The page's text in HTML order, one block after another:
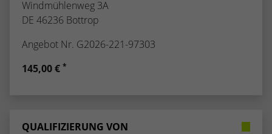
Windmühlenweg 3A
DE 46236 Bottrop
Angebot Nr. G2026-221-97303
145,00 € *
QUALIFIZIERUNG VON